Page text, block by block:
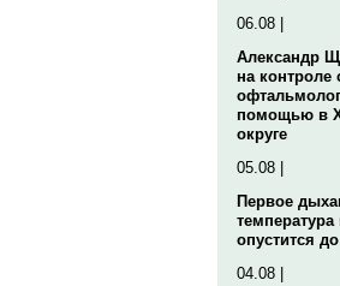
06.08 |
Александр
на контроле
помощью в
округе
05.08 |
Первое
опустится
04.08 |